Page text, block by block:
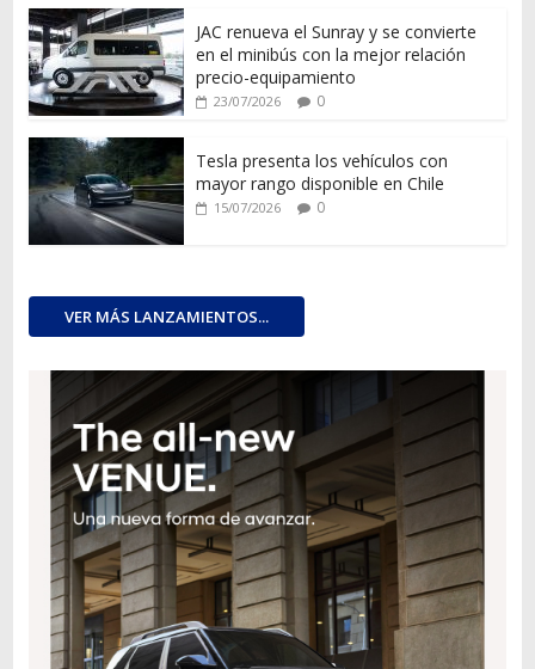
JAC renueva el Sunray y se convierte
en el minibús con la mejor relación
precio-equipamiento
23/07/2026 0
Tesla presenta los vehículos con
mayor rango disponible en Chile
15/07/2026 0
VER MÁS LANZAMIENTOS...